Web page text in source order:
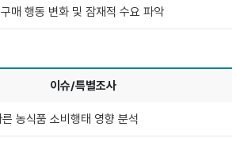
매 행동 변화 및 잠재적 수요 파악
이슈/특별조사
농식품 소비행태 영향 분석